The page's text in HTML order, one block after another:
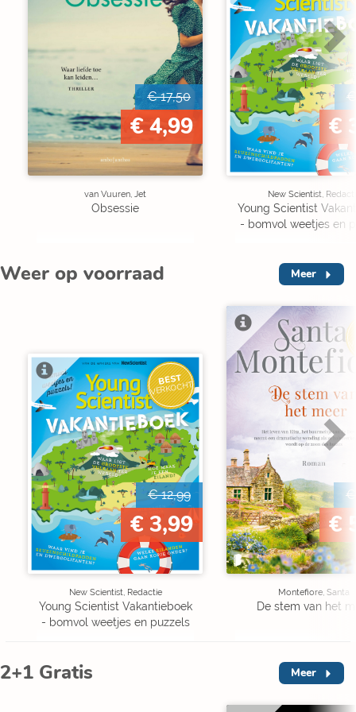
€ 17,50
€ 4,99
van Vuuren, Jet
Obsessie
€
New Scientist,
Young Scientist
- bomvol weetjes en
Weer op voorraad Meer
BEST
VERKOCHT
€ 12,99
€ 3,99
New Scientist, Redactie
Young Scientist Vakantieboek
- bomvol weetjes en puzzels
€
€
Montefiore, Santa
De stem van het
2+1 Gratis Meer